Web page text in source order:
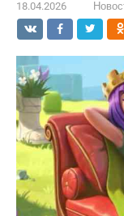
18.04.2026